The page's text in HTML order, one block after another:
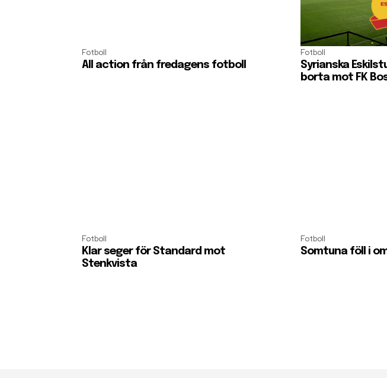
Fotboll
All action från fredagens fotboll
Fotboll
Syrianska
borta mot FK
Fotboll
Klar seger för Standard mot
Stenkvista
Fotboll
Somtuna föll i